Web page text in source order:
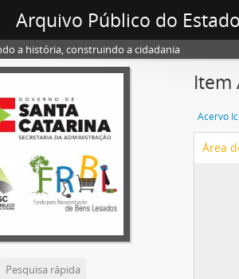
Arquivo Público do
a história, construindo a cidadania
Pesquisa rápida
Item
Acervo
Área